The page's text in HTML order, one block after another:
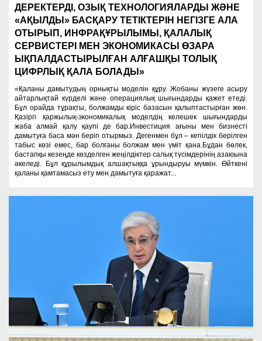
ДЕРЕКТЕРДІ, ОЗЫҚ ТЕХНОЛОГИЯЛАРДЫ ЖӘНЕ
«АҚЫЛДЫ» БАСҚАРУ ТЕТІКТЕРІН НЕГІЗГЕ АЛА
ОТЫРЫП, ИНФРАҚҰРЫЛЫМЫ, ҚАЛАЛЫҚ
СЕРВИСТЕРІ МЕН ЭКОНОМИКАСЫ ӨЗАРА
ЫҚПАЛДАСТЫРЫЛҒАН АЛҒАШҚЫ ТОЛЫҚ
ЦИФРЛЫҚ ҚАЛА БОЛАДЫ»
«Қаланы дамытудың орнықты моделін құру. Жобаны жүзеге асыру
айтарлықтай күрделі және операциялық шығындарды қажет етеді.
Бұл орайда тұрақты, болжамды кіріс базасын қалыптастырған жөн.
Қазіргі қаржылық-экономикалық моделдің келешек шығындарды
жаба алмай қалу қаупі де бар.Инвестиция ағыны мен бизнесті
дамытуға баса мән беріп отырмыз. Дегенмен бұл – кепілдік берілген
табыс көзі емес, бар болғаны болжам мен үміт қана.Бұдан бөлек,
бастапқы кезеңде көзделген жеңілдіктер салық түсімдерінің азаюына
әкеледі. Бұл құрылымдық алшақтыққа ұрындыруы мүмкін. Өйткені
қаланы қамтамасыз ету мен дамытуға қаражат...